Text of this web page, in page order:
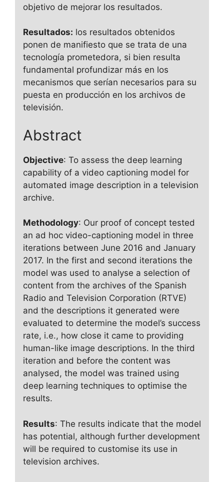
objetivo de mejorar los resultados.
Resultados: los resultados obtenidos
ponen de manifiesto que se trata de una
tecnología prometedora, si bien resulta
fundamental profundizar más en los
mecanismos que serían necesarios para su
puesta en producción en los archivos de
televisión.
Abstract
Objective: To assess the deep learning
capability of a video captioning model for
automated image description in a television
archive.
Methodology: Our proof of concept tested
an ad hoc video-captioning model in three
iterations between June 2016 and January
2017. In the first and second iterations the
model was used to analyse a selection of
content from the archives of the Spanish
Radio and Television Corporation (RTVE)
and the descriptions it generated were
evaluated to determine the model’s success
rate, i.e., how close it came to providing
human-like image descriptions. In the third
iteration and before the content was
analysed, the model was trained using
deep learning techniques to optimise the
results.
Results: The results indicate that the model
has potential, although further development
will be required to customise its use in
television archives.